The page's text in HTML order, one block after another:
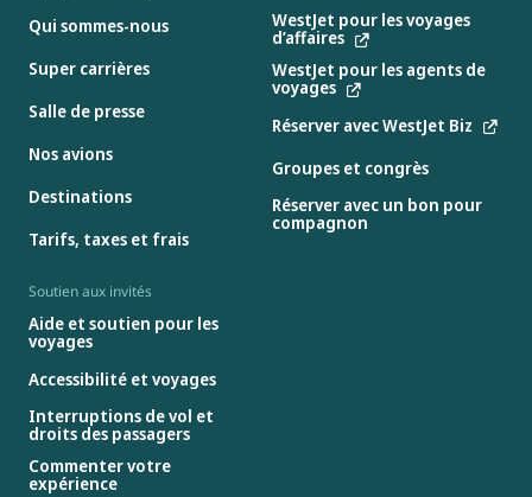
Qui sommes-nous
Super carrières
Salle de presse
Nos avions
Destinations
Tarifs, taxes et frais
WestJet pour les voyages
d’affaires
WestJet pour les agents de
voyages
Réserver avec WestJet Biz
Groupes et congrès
Réserver avec un bon pour
compagnon
Soutien aux invités
Aide et soutien pour les
voyages
Accessibilité et voyages
Interruptions de vol et
droits des passagers
Commenter votre
expérience